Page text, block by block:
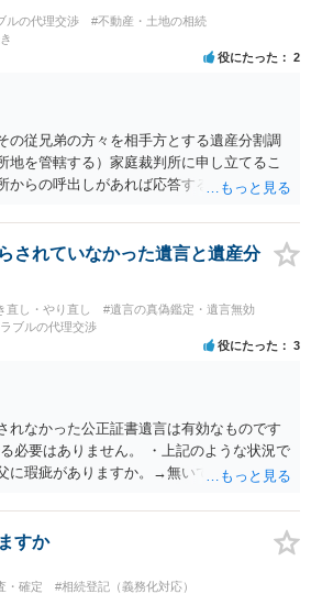
議を行う実益が誰にあったかの立証が困難
際に遺産分割協議の効力が否定される可能
証のハードルは非常に高い）ということが
ルの代理交渉
#不動産・土地の相続
役にたった 2
の従兄弟の方々を相手方とする遺産分割調
地を管轄する）家庭裁判所に申し立てるこ
からの呼出しがあれば応答する可能性がま
った以上にないので必要書類をてきぱきと
の点是非御注意ください。
されていなかった遺言と遺産分
直し・やり直し
#遺言の真偽鑑定・遺言無効
ブルの代理交渉
役にたった 3
れなかった公正証書遺言は有効なものです
必要はありません。 ・上記のような状況で
に瑕疵がありますか。→無いです。 ・分割
められますので、どこが妥当とは言えない
ません。 ・できれば穏やかに、分割を拒否
分割を拒否するということは、遺産はいら
。遺言で、受取を指定されててもいらない
すか
・確定
#相続登記（義務化対応）